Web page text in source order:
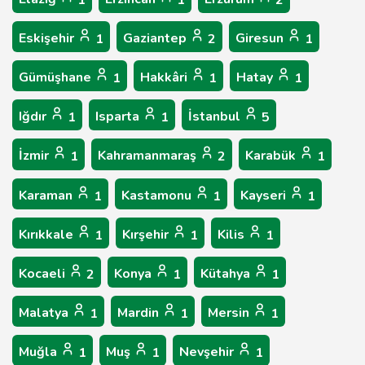
Eskişehir 1 Gaziantep 2 Giresun 1
Gümüşhane 1 Hakkâri 1 Hatay 1
Iğdır 1 Isparta 1 İstanbul 5
İzmir 1 Kahramanmaraş 2 Karabük 1
Karaman 1 Kastamonu 1 Kayseri 1
Kırıkkale 1 Kırşehir 1 Kilis 1
Kocaeli 2 Konya 1 Kütahya 1
Malatya 1 Mardin 1 Mersin 1
Muğla 1 Muş 1 Nevşehir 1